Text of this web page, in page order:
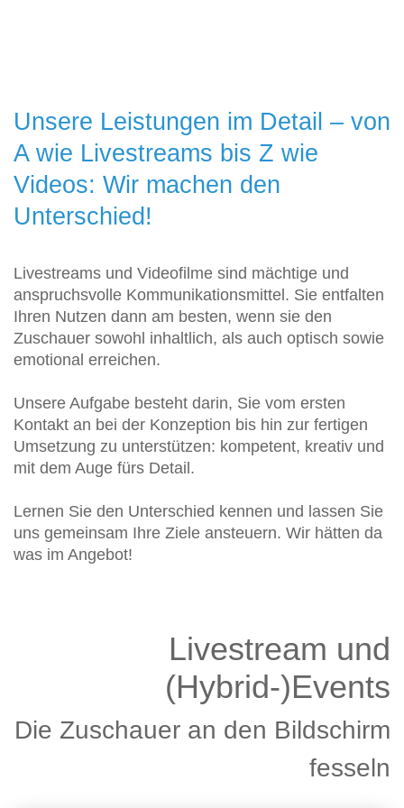
Unsere Leistungen im Detail – von
A wie Livestreams bis Z wie
Videos: Wir machen den
Unterschied!
Livestreams und Videofilme sind mächtige und
anspruchsvolle Kommunikationsmittel. Sie entfalten
Ihren Nutzen dann am besten, wenn sie den
Zuschauer sowohl inhaltlich, als auch optisch sowie
emotional erreichen.
Unsere Aufgabe besteht darin, Sie vom ersten
Kontakt an bei der Konzeption bis hin zur fertigen
Umsetzung zu unterstützen: kompetent, kreativ und
mit dem Auge fürs Detail.
Lernen Sie den Unterschied kennen und lassen Sie
uns gemeinsam Ihre Ziele ansteuern. Wir hätten da
was im Angebot!
Livestream und
(Hybrid-)Events
Die Zuschauer an den Bildschirm
fesseln